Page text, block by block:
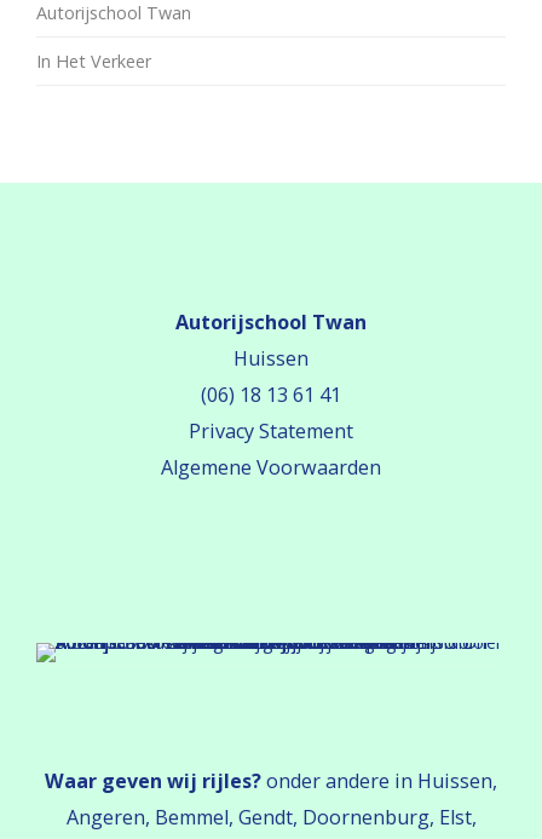
Autorijschool Twan
In Het Verkeer
Autorijschool Twan
Huissen
(06) 18 13 61 41
Privacy Statement
Algemene Voorwaarden
Waar geven wij rijles?onder andere in Huissen,
Angeren, Bemmel, Gendt, Doornenburg, Elst,